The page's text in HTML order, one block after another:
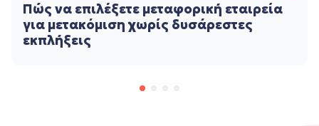
Πώς να επιλέξετε μεταφορική εταιρεία
για μετακόμιση χωρίς δυσάρεστες
εκπλήξεις